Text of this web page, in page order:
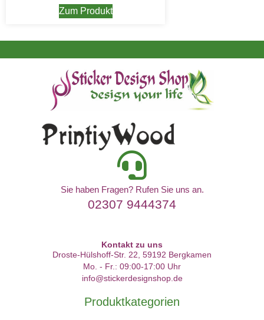
Zum Produkt
Sie haben Fragen? Rufen Sie uns an.
02307 9444374
Kontakt zu uns
Droste-Hülshoff-Str. 22, 59192 Bergkamen
Mo. - Fr.: 09:00-17:00 Uhr
info@stickerdesignshop.de
Produktkategorien